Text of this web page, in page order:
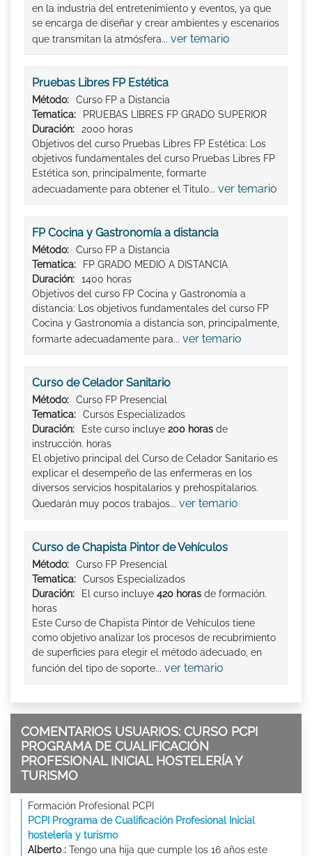
en la industria del entretenimiento y eventos, ya que
se encarga de diseñar y crear ambientes y escenarios
que transmitan la atmósfera... ver temario
Pruebas Libres FP Estética
Método:
Curso FP a Distancia
Tematica:
PRUEBAS LIBRES FP GRADO SUPERIOR
Duración:
2000 horas
Objetivos del curso Pruebas Libres FP Estética: Los
objetivos fundamentales del curso Pruebas Libres FP
Estética son, principalmente, formarte
adecuadamente para obtener el Titulo... ver temario
FP Cocina y Gastronomía a distancia
Método:
Curso FP a Distancia
Tematica:
FP GRADO MEDIO A DISTANCIA
Duración:
1400 horas
Objetivos del curso FP Cocina y Gastronomía a
distancia: Los objetivos fundamentales del curso FP
Cocina y Gastronomía a distancia son, principalmente,
formarte adecuadamente para... ver temario
Curso de Celador Sanitario
Método:
Curso FP Presencial
Tematica:
Cursos Especializados
Duración:
Este curso incluye 200 horas de
instrucción. horas
El objetivo principal del Curso de Celador Sanitario es
explicar el desempeño de las enfermeras en los
diversos servicios hospitalarios y prehospitalarios.
Quedarán muy pocos trabajos... ver temario
Curso de Chapista Pintor de Vehículos
Método:
Curso FP Presencial
Tematica:
Cursos Especializados
Duración:
El curso incluye 420 horas de formación.
horas
Este Curso de Chapista Pintor de Vehículos tiene
como objetivo analizar los procesos de recubrimiento
de superficies para elegir el método adecuado, en
función del tipo de soporte... ver temario
COMENTARIOS USUARIOS: CURSO PCPI
PROGRAMA DE CUALIFICACIÓN
PROFESIONAL INICIAL HOSTELERÍA Y
TURISMO
Formación Profesional PCPI
PCPI Programa de Cualificación Profesional Inicial
hostelería y turismo
Alberto : Tengo una hija que cumple los 16 años este